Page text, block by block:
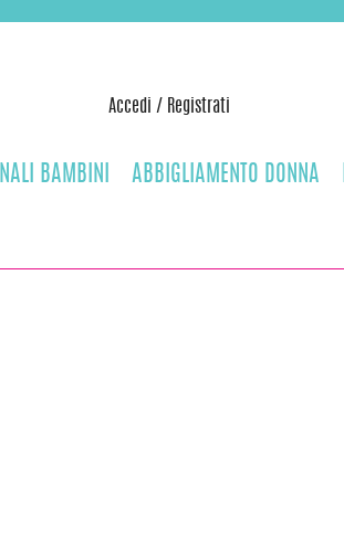
Accedi / Registrati
BAMBINI ABBIGLIAMENTO DONNA